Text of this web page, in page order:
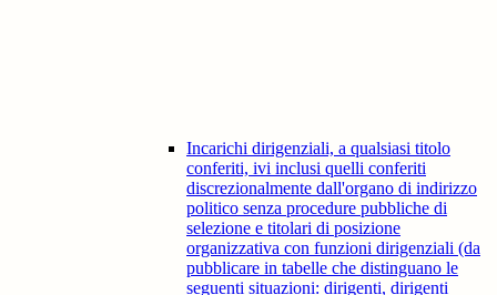
Incarichi dirigenziali, a qualsiasi titolo
conferiti, ivi inclusi quelli conferiti
discrezionalmente dall'organo di indirizzo
politico senza procedure pubbliche di
selezione e titolari di posizione
organizzativa con funzioni dirigenziali (da
pubblicare in tabelle che distinguano le
seguenti situazioni: dirigenti, dirigenti